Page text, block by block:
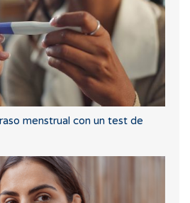
menstrual con un test de